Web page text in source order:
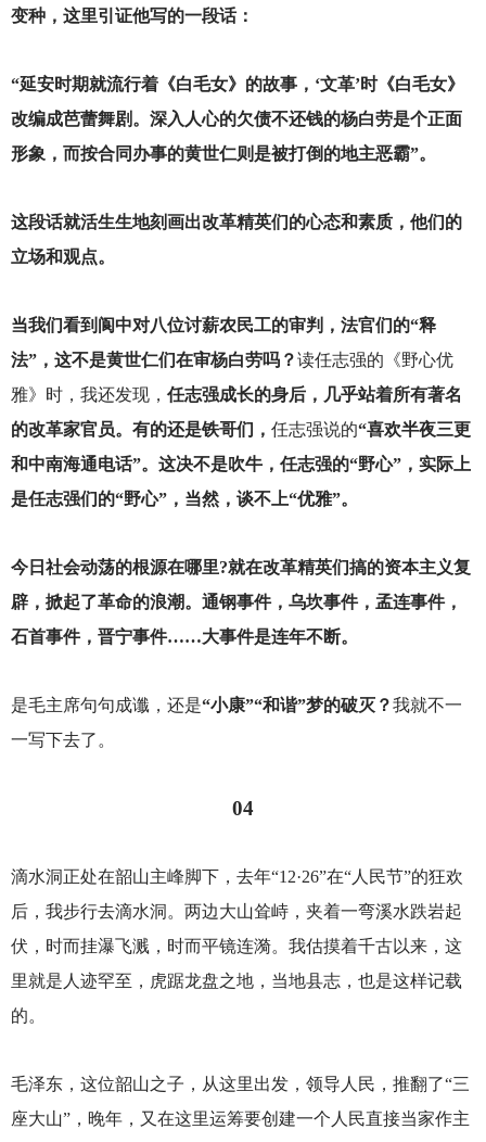
变种，这里引证他写的一段话：
“延安时期就流行着《白毛女》的故事，‘文革’时《白毛女》
改编成芭蕾舞剧。深入人心的欠债不还钱的杨白劳是个正面
形象，而按合同办事的黄世仁则是被打倒的地主恶霸”。
这段话就活生生地刻画出改革精英们的心态和素质，他们的
立场和观点。
当我们看到阆中对八位讨薪农民工的审判，法官们的“释
法”，这不是黄世仁们在审杨白劳吗？读任志强的《野心优
雅》时，我还发现， 任志强成长的身后，几乎站着所有著名
的改革家官员。有的还是铁哥们， 任志强说的“喜欢半夜三更
和中南海通电话”。这决不是吹牛，任志强的“野心”，实际上
是任志强们的“野心”，当然，谈不上“优雅”。
今日社会动荡的根源在哪里?就在改革精英们搞的资本主义复
辟，掀起了革命的浪潮。通钢事件，乌坎事件，孟连事件，
石首事件，晋宁事件……大事件是连年不断。
是毛主席句句成谶，还是“小康”“和谐”梦的破灭？我就不一
一写下去了。
04
滴水洞正处在韶山主峰脚下，去年“12·26”在“人民节”的狂欢
后，我步行去滴水洞。两边大山耸峙，夹着一弯溪水跌岩起
伏，时而挂瀑飞溅，时而平镜连漪。我估摸着千古以来，这
里就是人迹罕至，虎踞龙盘之地，当地县志，也是这样记载
的。
毛泽东，这位韶山之子，从这里出发，领导人民，推翻了“三
座大山”，晚年，又在这里运筹要创建一个人民直接当家作主